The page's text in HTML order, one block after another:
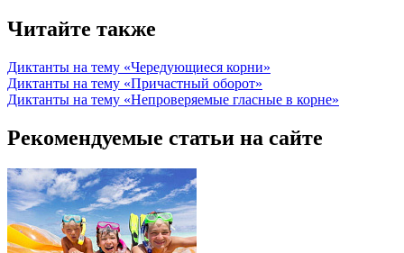
Читайте также
Диктанты на тему «Чередующиеся корни»
Диктанты на тему «Причастный оборот»
Диктанты на тему «Непроверяемые гласные в корне»
Рекомендуемые статьи на сайте